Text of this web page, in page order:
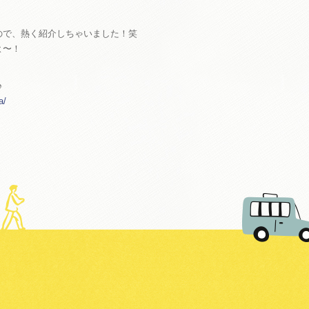
、熱く紹介しちゃいました！笑
！